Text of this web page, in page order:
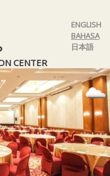
ENGLISH
BAHASA
日本語
CENTER